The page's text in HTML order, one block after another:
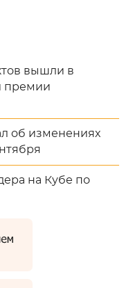
вышли в
премии
об изменениях
на Кубе по